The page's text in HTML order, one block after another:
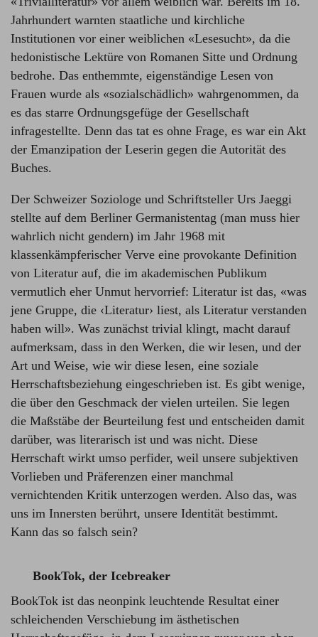
Jahrhundert warnten staatliche und kirchliche
Institutionen vor einer weiblichen «Lesesucht», da die
hedonistische Lektüre von Romanen Sitte und Ordnung
bedrohe. Das enthemmte, eigenständige Lesen von
Frauen wurde als «sozialschädlich» wahrgenommen, da
es das starre Ordnungsgefüge der Gesellschaft
infragestellte. Denn das tat es ohne Frage, es war ein Akt
der Emanzipation der Leserin gegen die Autorität des
Buches.
Der Schweizer Soziologe und Schriftsteller Urs Jaeggi
stellte auf dem Berliner Germanistentag (man muss hier
wahrlich nicht gendern) im Jahr 1968 mit
klassenkämpferischer Verve eine provokante Definition
von Literatur auf, die im akademischen Publikum
vermutlich eher Unmut hervorrief: Literatur ist das, «was
jene Gruppe, die ‹Literatur› liest, als Literatur verstanden
haben will». Was zunächst trivial klingt, macht darauf
aufmerksam, dass in den Werken, die wir lesen, und der
Art und Weise, wie wir diese lesen, eine soziale
Herrschaftsbeziehung eingeschrieben ist. Es gibt wenige,
die über den Geschmack der vielen urteilen. Sie legen
die Maßstäbe der Beurteilung fest und entscheiden damit
darüber, was literarisch ist und was nicht. Diese
Herrschaft wirkt umso perfider, weil unsere subjektiven
Vorlieben und Präferenzen einer manchmal
vernichtenden Kritik unterzogen werden. Also das, was
uns im Innersten berührt, unsere Identität bestimmt.
Kann das so falsch sein?
BookTok, der Icebreaker
BookTok ist das neonpink leuchtende Resultat einer
schleichenden Verschiebung im ästhetischen